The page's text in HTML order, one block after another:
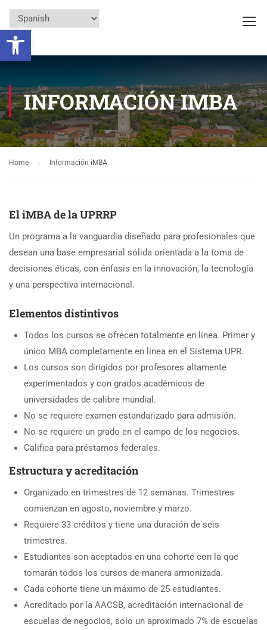
Open toolbar
INFORMACIÓN IMBA
Home Información iMBA
El iMBA de la UPRRP
Un programa a la vanguardia diseñado para profesionales que
desean una base empresarial sólida orientada a la toma de
decisiones éticas, con énfasis en la innovación, la tecnología
y una perspectiva internacional.
Elementos distintivos
Todos los cursos se ofrecen totalmente en línea. Primer y
único MBA completamente en línea en el Sistema UPR.
Los cursos son dirigidos por profesores altamente
experimentados y con grados académicos de
universidades de calibre mundial.
No se requiere examen estandarizado para admisión.
No se requiere un grado en el campo de los negocios.
Califica para préstamos federales.
Estructura y acreditación
Organizado en trimestres de 12 semanas. Trimestres
comienzan en agosto, noviembre y marzo.
Requiere 33 créditos y tiene una duración de seis
trimestres.
Estudiantes son aceptados en una cohorte con la que
tomarán todos los cursos de manera armonizada.
Cada cohorte tiene un máximo de 25 estudiantes.
Acreditado por la AACSB, acreditación internacional de
escuelas de negocios, solo un aproximado 7% de escuelas